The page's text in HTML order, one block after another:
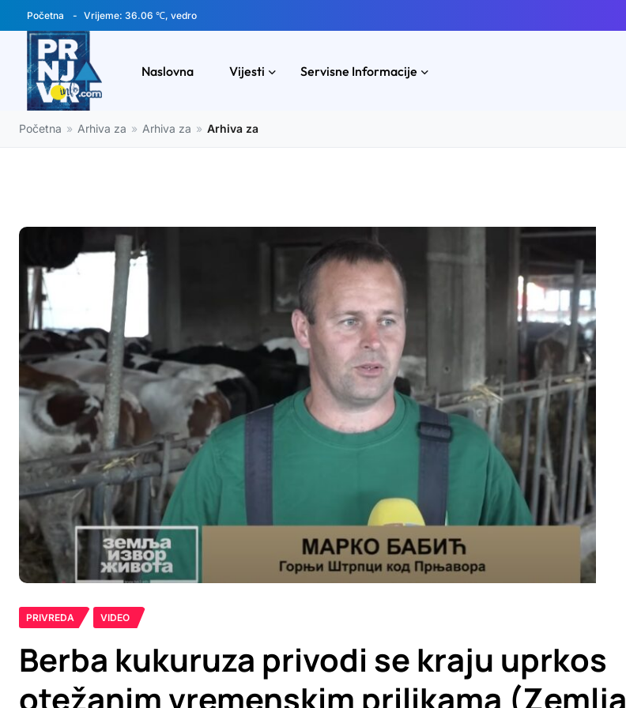
Početna Vrijeme: 36.06 ℃, vedro
Naslovna Vijesti Servisne Informacije
Početna » Arhiva za » Arhiva za » Arhiva za
PRIVREDA VIDEO
Berba kukuruza privodi se kraju uprkos
otežanim vremenskim prilikama (Zemlja